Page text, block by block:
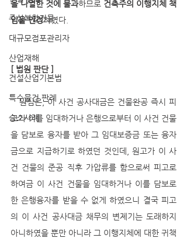
주상복합건물
대규모점포관리자
산업재해
건설산업기본법
특수물건 판례
승소사례
을 나열한 것에 불과하므로 건축주의 이행지체 책
임을 인정하였다.
[ 법원 판단 ]
   원심은, 이 사건 공사대금은 건물완공 즉시 피
고가 이를 임대하거나 은행으로부터 이 사건 건물
을 담보로 융자를 받아 그 임대보증금 또는 융자
금으로 지급하기로 하였던 것인데, 원고가 이 사
건 건물의 준공 직후 가압류를 함으로써 피고로
하여금 이 사건 건물을 임대하거나 이를 담보로
한 은행융자를 받을 수 없게 하였으니 결국 피고
의 이 사건 공사대금 채무의 변제기는 도래하지
아니하였을 뿐만 아니라 그 이행지체에 대한 귀책